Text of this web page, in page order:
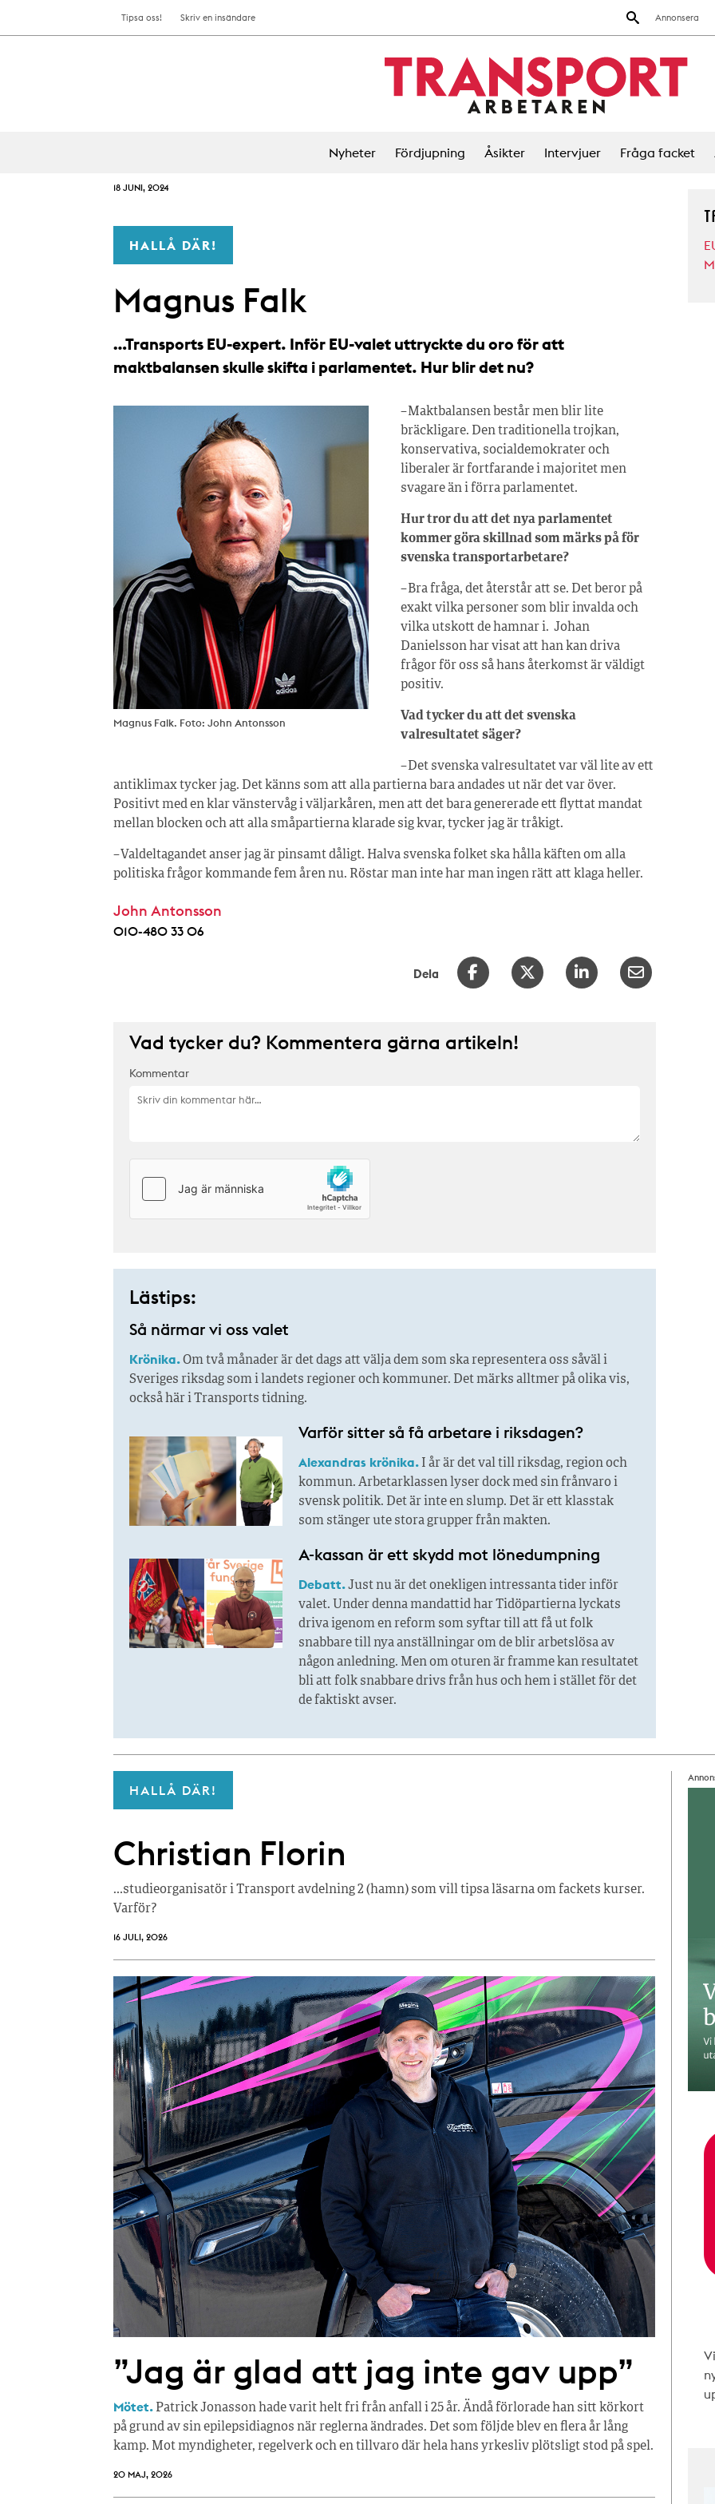
Annonsera
Tipsa oss! Skriv en insändare
Nyheter Fördjupning Åsikter Intervjuer Fråga facket
18 JUNI, 2024
HALLÅ DÄR!
Magnus Falk
…Transports EU-expert. Inför EU-valet uttryckte du oro för att
maktbalansen skulle skifta i parlamentet. Hur blir det nu?
Magnus Falk. Foto: John Antonsson
– Maktbalansen består men blir lite
bräckligare. Den traditionella trojkan,
konservativa, socialdemokrater och
liberaler är fortfarande i majoritet men
svagare än i förra parlamentet.
Hur tror du att det nya parlamentet
kommer göra skillnad som märks på för
svenska transportarbetare?
– Bra fråga, det återstår att se. Det beror på
exakt vilka personer som blir invalda och
vilka utskott de hamnar i. Johan
Danielsson har visat att han kan driva
frågor för oss så hans återkomst är väldigt
positiv.
Vad tycker du att det svenska
valresultatet säger?
– Det svenska valresultatet var väl lite av ett
antiklimax tycker jag. Det känns som att alla partierna bara andades ut när det var över.
Positivt med en klar vänstervåg i väljarkåren, men att det bara genererade ett flyttat mandat
mellan blocken och att alla småpartierna klarade sig kvar, tycker jag är tråkigt.
– Valdeltagandet anser jag är pinsamt dåligt. Halva svenska folket ska hålla käften om alla
politiska frågor kommande fem åren nu. Röstar man inte har man ingen rätt att klaga heller.
John Antonsson
010-480 33 06
Dela
Vad tycker du? Kommentera gärna artikeln!
Kommentar
Lästips:
Så närmar vi oss valet
Krönika.Om två månader är det dags att välja dem som ska representera oss såväl i
Sveriges riksdag som i landets regioner och kommuner. Det märks alltmer på olika vis,
också här i Transports tidning.
Varför sitter så få ­arbetare i riksdagen?
Alexandras krönika.I år är det val till riksdag, region och
kommun. Arbetarklassen lyser dock med sin frånvaro i
svensk politik. Det är inte en slump. Det är ett klasstak
som stänger ute stora grupper från makt­en.
A-kassan är ett skydd mot lönedumpning
Debatt.Just nu är det onekligen intressanta tider inför
valet. Under denna mandattid har Tidöpartierna lyckats
driva igenom en reform som syftar till att få ut folk
snabbare till nya anställningar om de blir arbetslösa av
någon anledning. Men om oturen är framme kan resultatet
bli att folk snabbare drivs från hus och hem i stället för det
de faktiskt avser.
HALLÅ DÄR!
Christian Florin
…studieorganisatör i Transport avdelning 2 (hamn) som vill tipsa läsarna om fackets kurser.
Varför?
16 JULI, 2026
”Jag är glad att jag inte gav upp”
Mötet. Patrick Jonasson hade varit helt fri från anfall i 25 år. Ändå förlorade han sitt körkort
på grund av sin epilepsidiagnos när reglerna ändrades. Det som följde blev en flera år lång
kamp. Mot myndigheter, regelverk och en tillvaro där hela hans yrkesliv plötsligt stod på spel.
20 MAJ, 2026